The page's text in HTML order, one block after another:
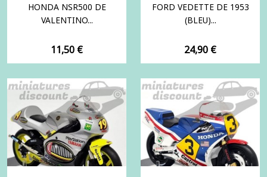
HONDA NSR500 DE
VALENTINO...
Prix
11,50 €
FORD VEDETTE DE 1953
(BLEU)...
Prix
24,90 €